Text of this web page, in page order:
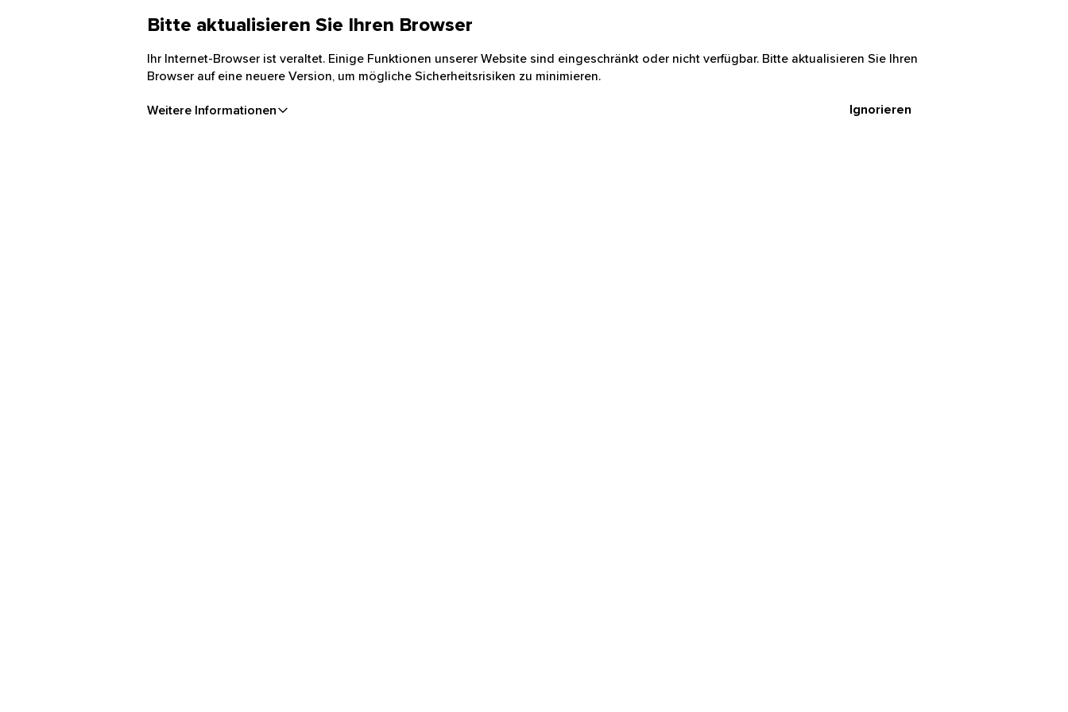
Bitte aktualisieren Sie Ihren Browser
Ihr Internet-Browser ist veraltet. Einige Funktionen unserer Website sind eingeschränkt oder nicht verfügbar. Bitte aktualisieren Sie Ihren
Browser auf eine neuere Version, um mögliche Sicherheitsrisiken zu minimieren.
Weitere Informationen Ignorieren